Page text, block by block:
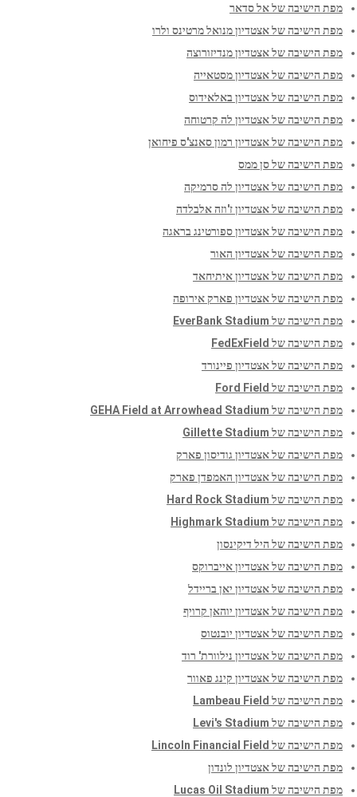
מפת הישיבה של אל סדאר
מפת הישיבה של אצטדיון מנואל מרטינס ולרו
מפת הישיבה של אצטדיון מנדיזורוצה
מפת הישיבה של אצטדיון מסטאייה
מפת הישיבה של אצטדיון באלאידוס
מפת הישיבה של אצטדיון לה קרטוחה
מפת הישיבה של אצטדיון רמון סאנצ'ס פיחואן
מפת הישיבה של סן ממס
מפת הישיבה של אצטדיון לה סרמיקה
מפת הישיבה של אצטדיון ז'וזה אלבלדה
מפת הישיבה של אצטדיון ספורטינג בראגה
מפת הישיבה של אצטדיון האור
מפת הישיבה של אצטדיון איתיחאד
מפת הישיבה של אצטדיון פארק אירופה
מפת הישיבה של EverBank Stadium
מפת הישיבה של FedExField
מפת הישיבה של אצטדיון פיינורד
מפת הישיבה של Ford Field
מפת הישיבה של GEHA Field at Arrowhead Stadium
מפת הישיבה של Gillette Stadium
מפת הישיבה של אצטדיון גודיסון פארק
מפת הישיבה של אצטדיון האמפדן פארק
מפת הישיבה של Hard Rock Stadium
מפת הישיבה של Highmark Stadium
מפת הישיבה של היל דיקינסון
מפת הישיבה של אצטדיון אייברוקס
מפת הישיבה של אצטדיון יאן בריידל
מפת הישיבה של אצטדיון יוהאן קרויף
מפת הישיבה של אצטדיון יובנטוס
מפת הישיבה של אצטדיון נילוורת' רוד
מפת הישיבה של אצטדיון קינג פאוור
מפת הישיבה של Lambeau Field
מפת הישיבה של Levi's Stadium
מפת הישיבה של Lincoln Financial Field
מפת הישיבה של אצטדיון לונדון
מפת הישיבה של Lucas Oil Stadium